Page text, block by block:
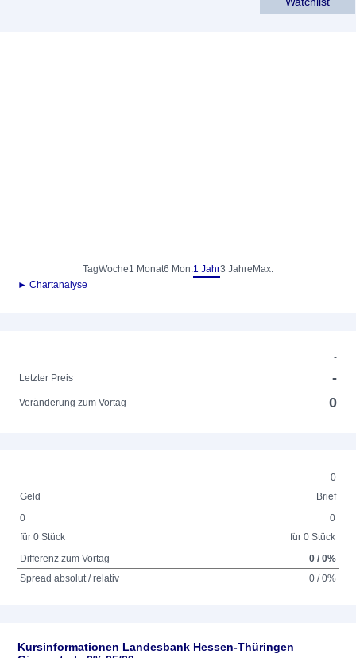
TagWoche1 Monat6 Mon.1 Jahr3 Jahre Max.
► Chartanalyse
-
Letzter Preis
-
Veränderung zum Vortag 0
0
Geld
Brief
0
für 0 Stück
0
für 0 Stück
Differenz zum Vortag
0 / 0%
Spread absolut / relativ
0 / 0%
Kursinformationen Landesbank Hessen-Thüringen